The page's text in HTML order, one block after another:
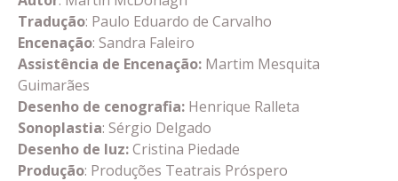
Tradução: Paulo Eduardo de Carvalho
Encenação: Sandra Faleiro
Assistência de Encenação: Martim Mesquita
Guimarães
Desenho de cenografia: Henrique Ralleta
Sonoplastia: Sérgio Delgado
Desenho de luz:Cristina Piedade
Produção: Produções Teatrais Próspero